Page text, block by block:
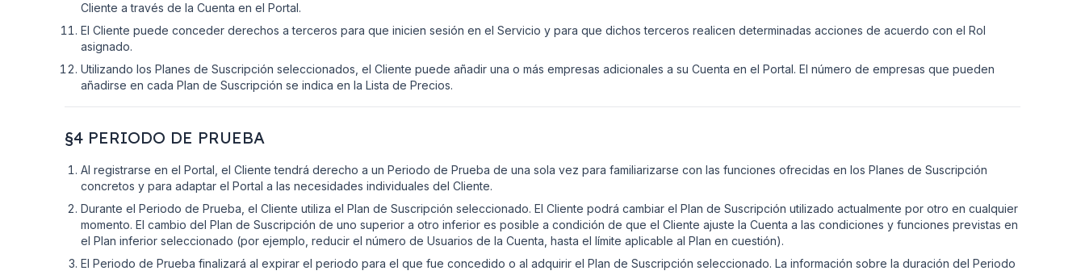
Cliente a través de la Cuenta en el Portal.
El Cliente puede conceder derechos a terceros para que inicien sesión en el Servicio y para que dichos terceros realicen determinadas acciones de acuerdo con el Rol
asignado.
Utilizando los Planes de Suscripción seleccionados, el Cliente puede añadir una o más empresas adicionales a su Cuenta en el Portal. El número de empresas que pueden
añadirse en cada Plan de Suscripción se indica en la Lista de Precios.
§4 PERIODO DE PRUEBA
Al registrarse en el Portal, el Cliente tendrá derecho a un Periodo de Prueba de una sola vez para familiarizarse con las funciones ofrecidas en los Planes de Suscripción
concretos y para adaptar el Portal a las necesidades individuales del Cliente.
Durante el Periodo de Prueba, el Cliente utiliza el Plan de Suscripción seleccionado. El Cliente podrá cambiar el Plan de Suscripción utilizado actualmente por otro en cualquier
momento. El cambio del Plan de Suscripción de uno superior a otro inferior es posible a condición de que el Cliente ajuste la Cuenta a las condiciones y funciones previstas en
el Plan inferior seleccionado (por ejemplo, reducir el número de Usuarios de la Cuenta, hasta el límite aplicable al Plan en cuestión).
El Periodo de Prueba finalizará al expirar el periodo para el que fue concedido o al adquirir el Plan de Suscripción seleccionado. La información sobre la duración del Periodo